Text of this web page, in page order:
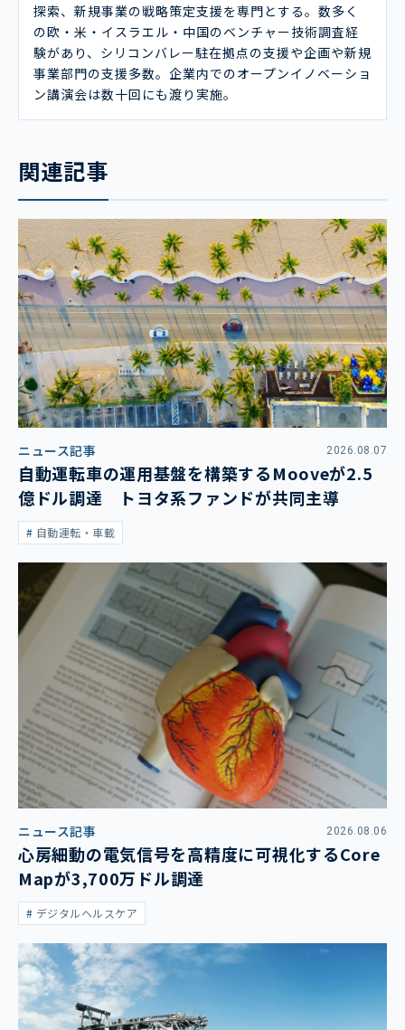
探索、新規事業の戦略策定支援を専門とする。数多く
の欧・米・イスラエル・中国のベンチャー技術調査経
験があり、シリコンバレー駐在拠点の支援や企画や新規
事業部門の支援多数。企業内でのオープンイノベーショ
ン講演会は数十回にも渡り実施。
関連記事
ニュース記事 2026.08.07
自動運転車の運用基盤を構築するMooveが2.5
億ドル調達 トヨタ系ファンドが共同主導
自動運転・車載
ニュース記事 2026.08.06
心房細動の電気信号を高精度に可視化するCore
Mapが3,700万ドル調達
デジタルヘルスケア